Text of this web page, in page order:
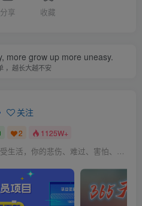
分享 收藏
more grow up more uneasy.
，越长大越不安
关注
2 1125W+
如果你不好好享受生活，你的悲伤、难过、害怕、羞愧和内疚会代替你享受